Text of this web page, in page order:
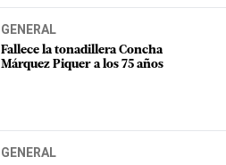
GENERAL
Fallece la tonadillera Concha
Márquez Piquer a los 75 años
GENERAL